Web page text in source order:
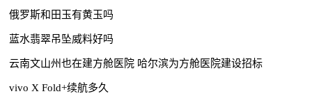
俄罗斯和田玉有黄玉吗
蓝水翡翠吊坠威料好吗
云南文山州也在建方舱医院 哈尔滨为方舱医院建设招标
vivo X Fold+续航多久